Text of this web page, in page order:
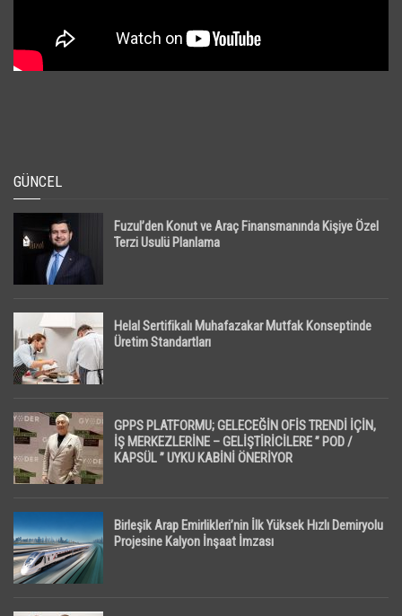
GÜNCEL
Fuzul’den Konut ve Araç Finansmanında Kişiye Özel
Terzi Usulü Planlama
Helal Sertifikalı Muhafazakar Mutfak Konseptinde
Üretim Standartları
GPPS PLATFORMU; GELECEĞİN OFİS TRENDİ İÇİN,
İŞ MERKEZLERİNE – GELİŞTİRİCİLERE ” POD /
KAPSÜL ” UYKU KABİNİ ÖNERİYOR
Birleşik Arap Emirlikleri’nin İlk Yüksek Hızlı Demiryolu
Projesine Kalyon İnşaat İmzası